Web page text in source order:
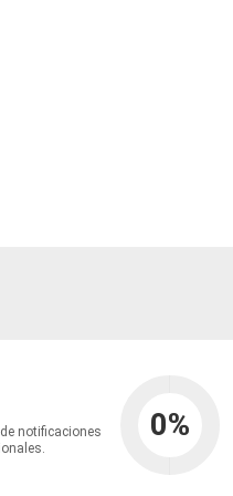
notificaciones
0%